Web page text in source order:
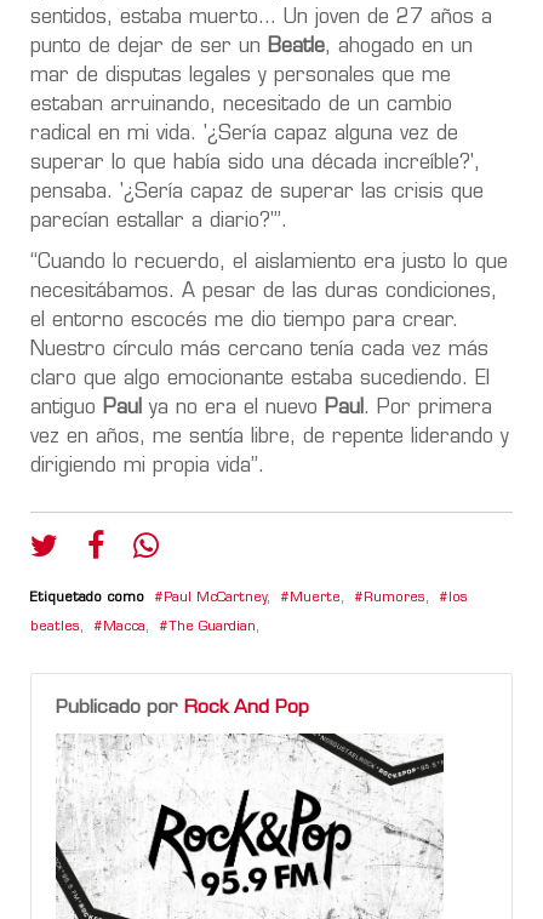
sentidos, estaba muerto... Un joven de 27 años a
punto de dejar de ser un Beatle, ahogado en un
mar de disputas legales y personales que me
estaban arruinando, necesitado de un cambio
radical en mi vida. '¿Sería capaz alguna vez de
superar lo que había sido una década increíble?',
pensaba. '¿Sería capaz de superar las crisis que
parecían estallar a diario?'”.
“Cuando lo recuerdo, el aislamiento era justo lo que
necesitábamos. A pesar de las duras condiciones,
el entorno escocés me dio tiempo para crear.
Nuestro círculo más cercano tenía cada vez más
claro que algo emocionante estaba sucediendo. El
antiguo Paul ya no era el nuevo Paul . Por primera
vez en años, me sentía libre, de repente liderando y
dirigiendo mi propia vida”.
Etiquetado como Paul McCartney, Muerte, Rumores, los
beatles, Macca, The Guardian,
Publicado por Rock And Pop